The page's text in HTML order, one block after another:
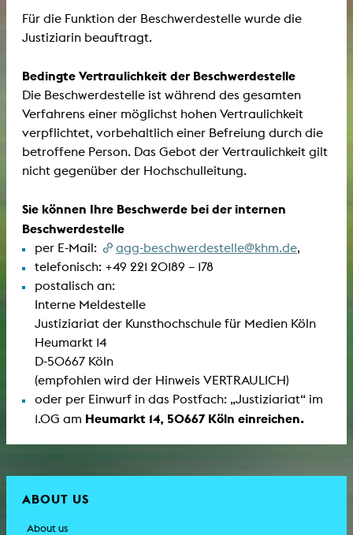
Für die Funktion der Beschwerdestelle wurde die
Justiziarin beauftragt.
Bedingte Vertraulichkeit der Beschwerdestelle
Die Beschwerdestelle ist während des gesamten
Verfahrens einer möglichst hohen Vertraulichkeit
verpflichtet, vorbehaltlich einer Befreiung durch die
betroffene Person. Das Gebot der Vertraulichkeit gilt
nicht gegenüber der Hochschulleitung.
Sie können Ihre Beschwerde bei der internen
Beschwerdestelle
per E-Mail: agg-beschwerdestelle@khm.de,
telefonisch: +49 221 20189 – 178
postalisch an:
Interne Meldestelle
Justiziariat der Kunsthochschule für Medien Köln
Heumarkt 14
D-50667 Köln
(empfohlen wird der Hinweis VERTRAULICH)
oder per Einwurf in das Postfach: „Justiziariat“ im
1.OG am Heumarkt 14, 50667 Köln einreichen.
ABOUT US
About us